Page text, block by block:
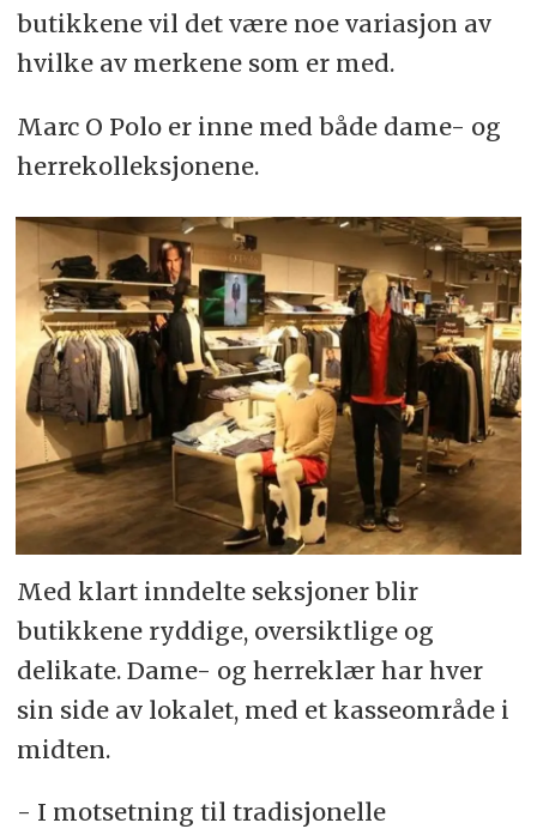
butikkene vil det være noe variasjon av
hvilke av merkene som er med.
Marc O Polo er inne med både dame- og
herrekolleksjonene.
Med klart inndelte seksjoner blir
butikkene ryddige, oversiktlige og
delikate. Dame- og herreklær har hver
sin side av lokalet, med et kasseområde i
midten.
- I motsetning til tradisjonelle